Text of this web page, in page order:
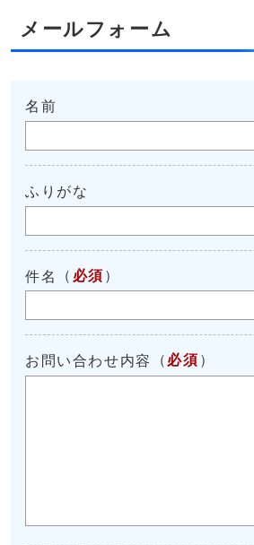
メールフォーム
名前
ふりがな
件名 （ 必須 ）
お問い合わせ内容 （ 必須 ）